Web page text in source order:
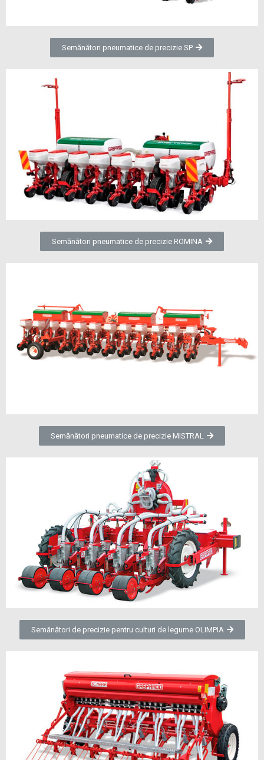
Semănători pneumatice de precizie SP
Semănători pneumatice de precizie ROMINA
Semănători pneumatice de precizie MISTRAL
Semănători de precizie pentru culturi de legume OLIMPIA